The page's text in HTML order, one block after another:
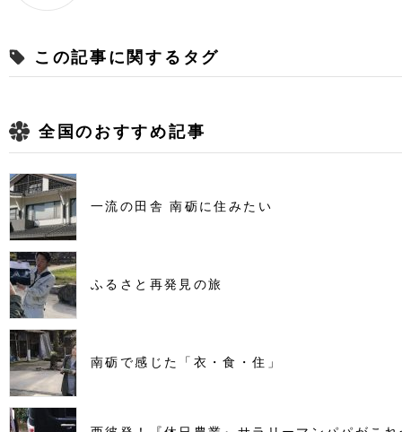
この記事に関するタグ
全国のおすすめ記事
一流の田舎 南砺に住みたい
ふるさと再発見の旅
南砺で感じた「衣・食・住」